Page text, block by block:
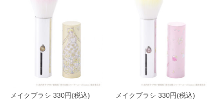
メイクブラシ 330円(税込) メイクブラシ 330円(税込)